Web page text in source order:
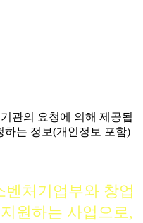
관의 요청에 의해 제공됩
하는 정보(개인정보 포함)
처기업부와 창업
원하는 사업으로,